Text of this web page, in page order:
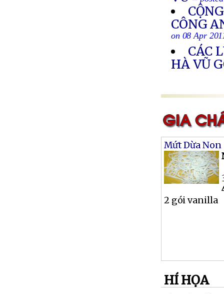
CÔNG
on 08 Apr
CÁC
HÀ VŨ
Mứt Dừa Non
2 gói vanilla
HÍ HỌA